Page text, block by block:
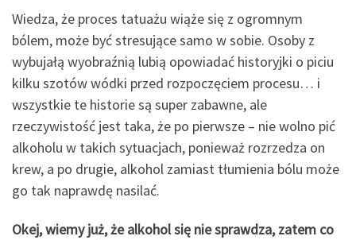
Wiedza, że proces tatuażu wiąże się z ogromnym
bólem, może być stresujące samo w sobie. Osoby z
wybujałą wyobraźnią lubią opowiadać historyjki o piciu
kilku szotów wódki przed rozpoczęciem procesu… i
wszystkie te historie są super zabawne, ale
rzeczywistość jest taka, że po pierwsze – nie wolno pić
alkoholu w takich sytuacjach, ponieważ rozrzedza on
krew, a po drugie, alkohol zamiast tłumienia bólu może
go tak naprawdę nasilać.
Okej, wiemy już, że alkohol się nie sprawdza, zatem co